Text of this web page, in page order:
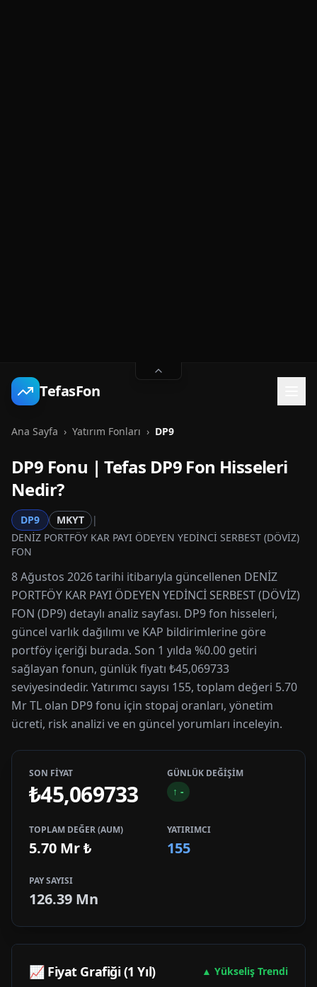
TefasFon
Ana Sayfa › Yatırım Fonları › DP9
DP9 Fonu | Tefas DP9 Fon Hisseleri
Nedir?
DP9 MKYT
|
DENİZ PORTFÖY KAR PAYI ÖDEYEN YEDİNCİ SERBEST (DÖVİZ)
FON
8 Ağustos 2026 tarihi itibarıyla güncellenen DENİZ
PORTFÖY KAR PAYI ÖDEYEN YEDİNCİ SERBEST (DÖVİZ)
FON (DP9) detaylı analiz sayfası. DP9 fon hisseleri,
güncel varlık dağılımı ve KAP bildirimlerine göre
portföy içeriği burada. Son 1 yılda %0.00 getiri
sağlayan fonun, günlük fiyatı ₺45,069733
seviyesindedir. Yatırımcı sayısı 155, toplam değeri 5.70
Mr TL olan DP9 fonu için stopaj oranları, yönetim
ücreti, risk analizi ve en güncel yorumları inceleyin.
SON FİYAT
₺45,069733
GÜNLÜK DEĞİŞİM
↑ -
TOPLAM DEĞER (AUM)
5.70 Mr₺
YATIRIMCI
155
PAY SAYISI
126.39 Mn
📈 Fiyat Grafiği (1 Yıl) ▲ Yükseliş Trendi